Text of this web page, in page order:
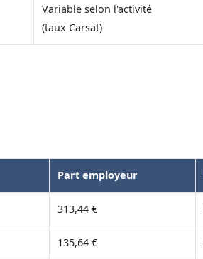
Variable selon l'activité
(taux Carsat)
Part employeur
313,44 €
135,64 €